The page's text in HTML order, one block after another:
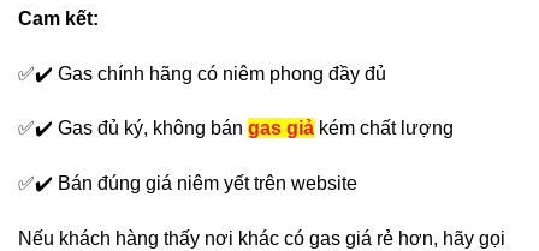
Cam kết:
✅✔️ Gas chính hãng có niêm phong đầy đủ
✅✔️ Gas đủ ký, không bán gas giả kém chất lượng
✅✔️ Bán đúng giá niêm yết trên website
Nếu khách hàng thấy nơi khác có gas giá rẻ hơn, hãy gọi